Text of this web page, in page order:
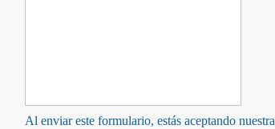
Al enviar este formulario, estás aceptando nuestra